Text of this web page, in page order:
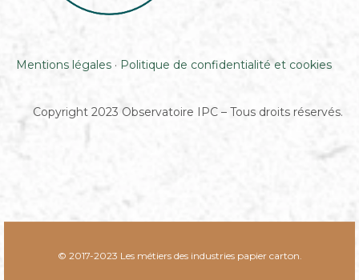
Mentions légales · Politique de confidentialité et cookies
Copyright 2023 Observatoire IPC – Tous droits réservés.
© 2017-2023 Les métiers des industries papier carton.